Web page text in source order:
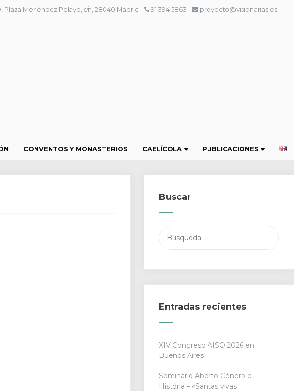
Plaza Menéndez Pelayo, s/n, 28040 Madrid 91 394 5863 proyecto@visionarias.es
CONVENTOS Y MONASTERIOS CAELÍCOLA PUBLICACIONES
Buscar
Entradas recientes
XIV Congreso AISO 2026 en
Buenos Aires
Seminário Aberto Género e
História – «Santas vivas